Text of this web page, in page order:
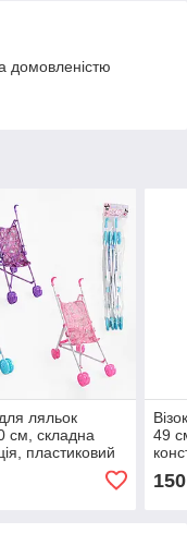
домовленістю
ляльок
см, складна
пластиковий
колеса
49
150